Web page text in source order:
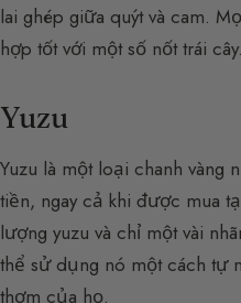
lai ghép giữa quýt và cam.
hợp tốt với một số nốt trái cây.
Yuzu
Yuzu là một loại chanh vàng
tiền, ngay cả khi được mua
lượng yuzu và chỉ một vài
thể sử dụng nó một cách tự
thơm của họ.